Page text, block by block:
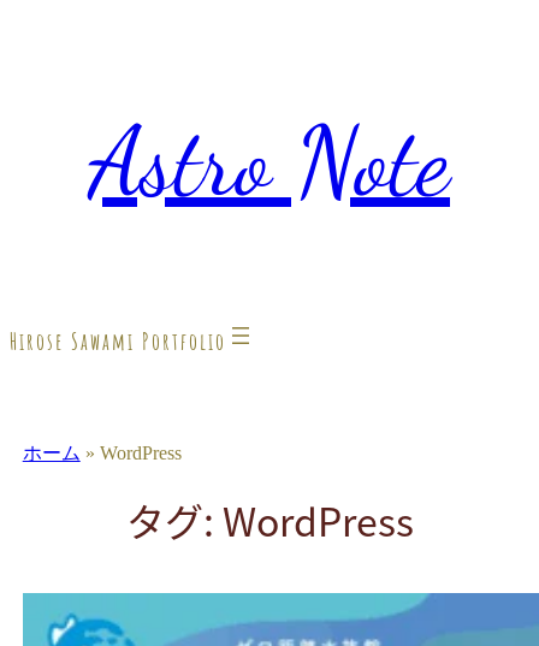
Astro Note
Hirose Sawami Portfolio
ホーム » WordPress
タグ: WordPress